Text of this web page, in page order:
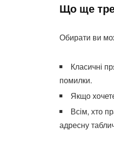
Що ще
Обирати ви
Класичні
помилки.
Якщо
Всім, хто
адресну